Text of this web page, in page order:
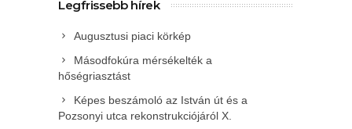
Legfrissebb hírek
Augusztusi piaci körkép
Másodfokúra mérsékelték a
hőségriasztást
Képes beszámoló az István út és a
Pozsonyi utca rekonstrukciójáról X.